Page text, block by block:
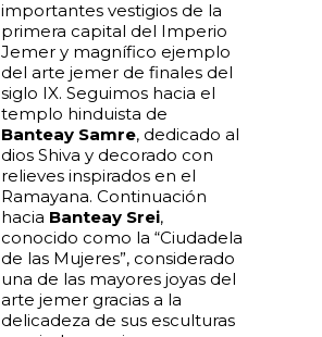
importantes vestigios de la
primera capital del Imperio
Jemer y magnífico ejemplo
del arte jemer de finales del
siglo IX. Seguimos hacia el
templo hinduista de
Banteay Samre, dedicado al
dios Shiva y decorado con
relieves inspirados en el
Ramayana. Continuación
hacia Banteay Srei,
conocido como la “Ciudadela
de las Mujeres”, considerado
una de las mayores joyas del
arte jemer gracias a la
delicadeza de sus esculturas